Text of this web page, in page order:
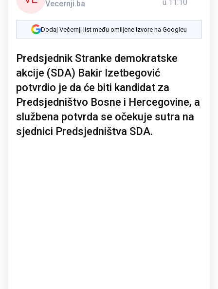
Vecernji.ba
u 11:10
Dodaj Večernji list među omiljene izvore na Googleu
Predsjednik Stranke demokratske
akcije (SDA) Bakir Izetbegović
potvrdio je da će biti kandidat za
Predsjedništvo Bosne i Hercegovine, a
službena potvrda se očekuje sutra na
sjednici Predsjedništva SDA.